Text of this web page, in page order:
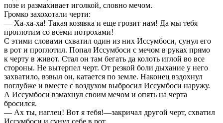
позе и размахивает иголкой, словно мечом.
Громко захохотали черти:
— Ха-ха-ха! Такая козявка и еще грозит нам! Да мы тебя
проглотим со всеми потрохами!
С этими словами схватил один из них Иссумбоси, сунул его
в рот и проглотил. Попал Иссумбоси с мечом в руках прямо
к черту в живот. Стал он там бегать да колоть иглой во все
стороны. Не вытерпел черт. От резкой боли дыхание у него
захватило, взвыл он, катается по земле. Наконец вздохнул
поглубже и вместе с воздухом выбросил Иссумбоси наружу.
А Иссумбоси взмахнул своим мечом и опять на черта
бросился.
— Ах ты, наглец! Вот я тебя!—закричал другой черт, схватил